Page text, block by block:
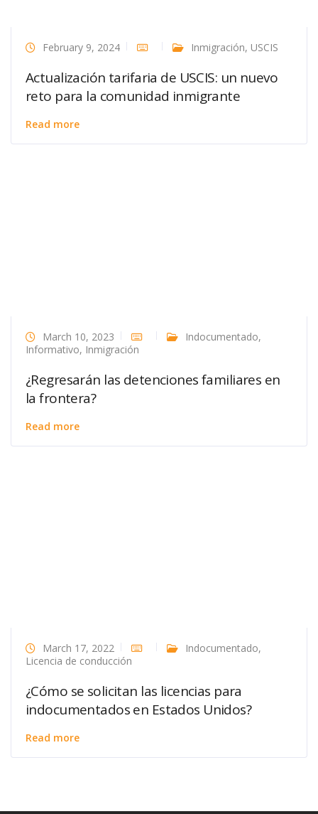
February 9, 2024 Inmigración, USCIS
Actualización tarifaria de USCIS: un nuevo
reto para la comunidad inmigrante
Read more
March 10, 2023 Indocumentado,
Informativo, Inmigración
¿Regresarán las detenciones familiares en
la frontera?
Read more
March 17, 2022 Indocumentado,
Licencia de conducción
¿Cómo se solicitan las licencias para
indocumentados en Estados Unidos?
Read more